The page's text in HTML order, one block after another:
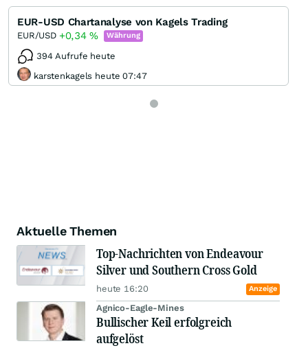
EUR-USD Chartanalyse von Kagels Trading
EUR/USD +0,34% Währung
394 Aufrufe heute
karstenkagels heute 07:47
Aktuelle Themen
Top-Nachrichten von Endeavour
Silver und Southern Cross Gold
heute 16:20 Anzeige
Agnico-Eagle-Mines
Bullischer Keil erfolgreich
aufgelöst